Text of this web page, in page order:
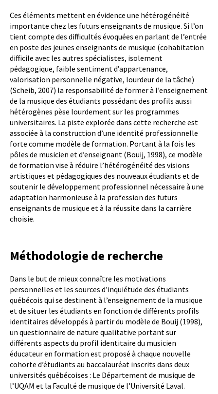
Ces éléments mettent en évidence une hétérogénéité
importante chez les futurs enseignants de musique. Si l’on
tient compte des difficultés évoquées en parlant de l’entrée
en poste des jeunes enseignants de musique (cohabitation
difficile avec les autres spécialistes, isolement
pédagogique, faible sentiment d’appartenance,
valorisation personnelle négative, lourdeur de la tâche)
(Scheib, 2007) la responsabilité de former à l’enseignement
de la musique des étudiants possédant des profils aussi
hétérogènes pèse lourdement sur les programmes
universitaires. La piste explorée dans cette recherche est
associée à la construction d’une identité professionnelle
forte comme modèle de formation. Portant à la fois les
pôles de musicien et d’enseignant (Bouij, 1998), ce modèle
de formation vise à réduire l’hétérogénéité des visions
artistiques et pédagogiques des nouveaux étudiants et de
soutenir le développement professionnel nécessaire à une
adaptation harmonieuse à la profession des futurs
enseignants de musique et à la réussite dans la carrière
choisie.
Méthodologie de recherche
Dans le but de mieux connaître les motivations
personnelles et les sources d’inquiétude des étudiants
québécois qui se destinent à l’enseignement de la musique
et de situer les étudiants en fonction de différents profils
identitaires développés à partir du modèle de Bouij (1998),
un questionnaire de nature qualitative portant sur
différents aspects du profil identitaire du musicien
éducateur en formation est proposé à chaque nouvelle
cohorte d’étudiants au baccalauréat inscrits dans deux
universités québécoises : Le Département de musique de
l’UQAM et la Faculté de musique de l’Université Laval.